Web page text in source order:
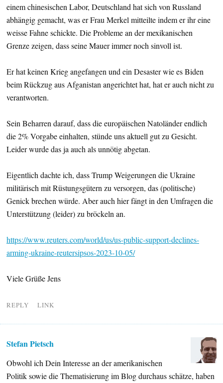
einem chinesischen Labor, Deutschland hat sich von Russland
abhängig gemacht, was er Frau Merkel mitteilte indem er ihr eine
weisse Fahne schickte. Die Probleme an der mexikanischen
Grenze zeigen, dass seine Mauer immer noch sinvoll ist.
Er hat keinen Krieg angefangen und ein Desaster wie es Biden
beim Rückzug aus Afganistan angerichtet hat, hat er auch nicht zu
verantworten.
Sein Beharren darauf, dass die europäischen Natoländer endlich
die 2% Vorgabe einhalten, stünde uns aktuell gut zu Gesicht.
Leider wurde das ja auch als unnötig abgetan.
Eigentlich dachte ich, dass Trump Weigerungen die Ukraine
militärisch mit Rüstungsgütern zu versorgen, das (politische)
Genick brechen würde. Aber auch hier fängt in den Umfragen die
Unterstützung (leider) zu bröckeln an.
https://www.reuters.com/world/us/us-public-support-declines-
arming-ukraine-reutersipsos-2023-10-05/
Viele Grüße Jens
REPLY LINK
Stefan Pietsch
Obwohl ich Dein Interesse an der amerikanischen
Politik sowie die Thematisierung im Blog durchaus schätze, haben